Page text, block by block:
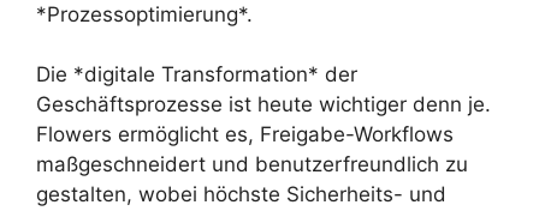
*Prozessoptimierung*.
Die *digitale Transformation* der
Geschäftsprozesse ist heute wichtiger denn je.
Flowers ermöglicht es, Freigabe-Workflows
maßgeschneidert und benutzerfreundlich zu
gestalten, wobei höchste Sicherheits- und